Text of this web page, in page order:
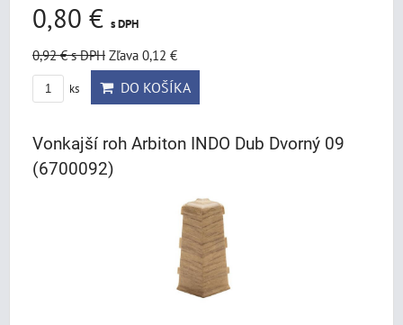
0,80 € s DPH
0,92 €s DPH Zľava 0,12 €
ks DO KOŠÍKA
Vonkajší roh Arbiton INDO Dub Dvorný 09
(6700092)